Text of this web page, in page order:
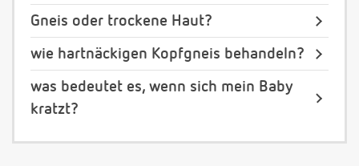
Gneis oder trockene Haut?
wie hartnäckigen Kopfgneis behandeln?
was bedeutet es, wenn sich mein Baby
kratzt?